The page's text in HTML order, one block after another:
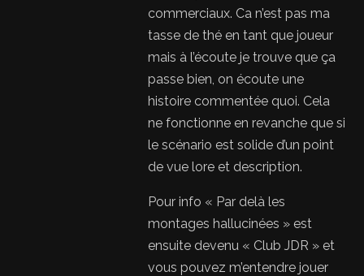
commerciaux. Ca n’est pas ma
tasse de thé en tant que joueur
mais à l’écoute je trouve que ça
passe bien, on écoute une
histoire commentée quoi. Cela
ne fonctionne en revanche que si
le scénario est solide d’un point
de vue lore et description.
Pour info « Par delà les
montages hallucinées » est
ensuite devenu « Club JDR » et
vous pouvez m’entendre jouer